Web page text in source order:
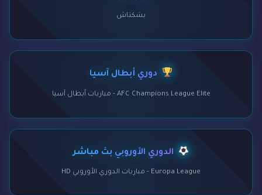
بشكتاش
دوري أبطال آسيا
AFC Champions League Elite - مباريات أبطال آسيا
الدوري الأوروبي بث مباشر
Europa League - مباريات الدوري الأوروبي HD